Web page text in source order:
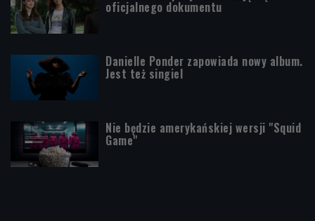
oficjalnego dokumentu
Danielle Ponder zapowiada nowy album.
Jest też singiel
Nie będzie amerykańskiej wersji "Squid
Game"